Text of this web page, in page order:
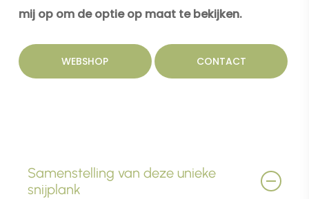
mij op om de optie op maat te bekijken.
WEBSHOP CONTACT
Samenstelling van deze unieke
snijplank